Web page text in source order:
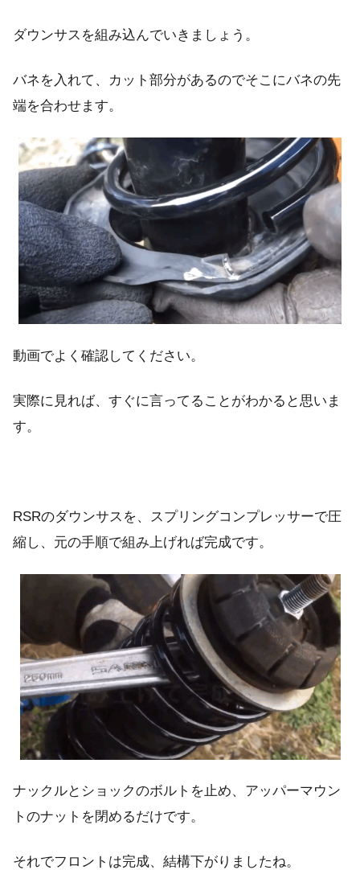
ダウンサスを組み込んでいきましょう。
バネを入れて、カット部分があるのでそこにバネの先
端を合わせます。
動画でよく確認してください。
実際に見れば、すぐに言ってることがわかると思いま
す。
RSRのダウンサスを、スプリングコンプレッサーで圧
縮し、元の手順で組み上げれば完成です。
ナックルとショックのボルトを止め、アッパーマウン
トのナットを閉めるだけです。
それでフロントは完成、結構下がりましたね。